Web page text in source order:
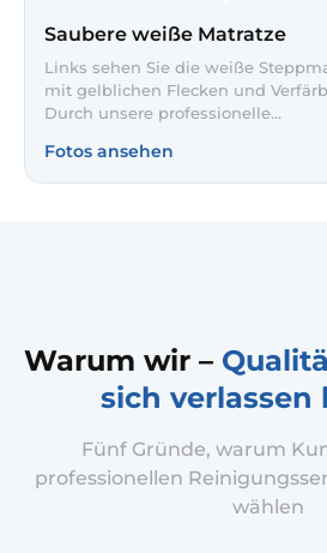
Saubere weiße Matratze
Links sehen Sie die weiße
mit gelblichen Flecken und
Durch unsere professionelle
schonend entfernt und der Bezug
aufgehellt. So schlafen Sie wieder
Fotos ansehen
Warum wir –
sich verlassen
Fünf Gründe, warum
professionellen
wählen